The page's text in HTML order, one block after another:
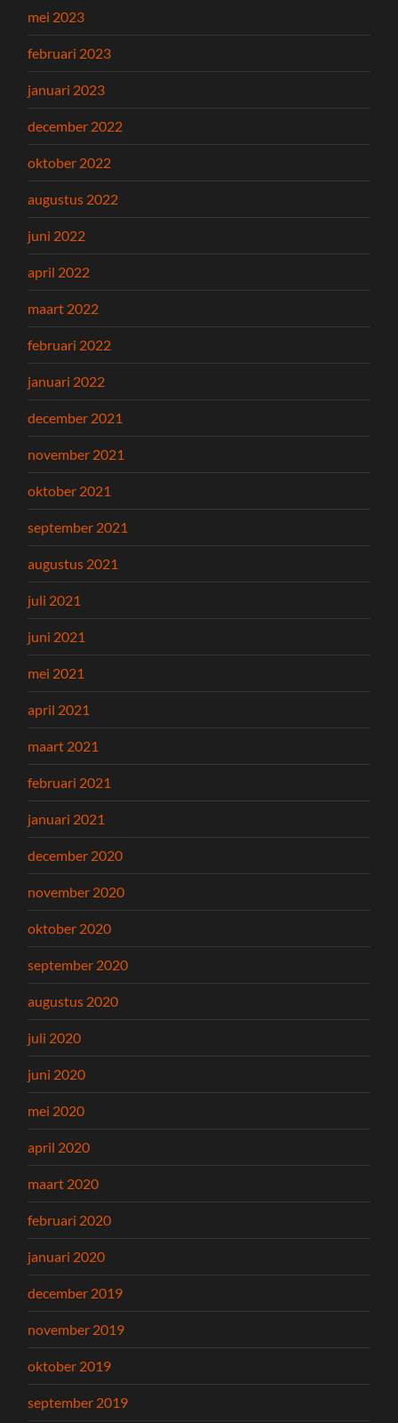
mei 2023
februari 2023
januari 2023
december 2022
oktober 2022
augustus 2022
juni 2022
april 2022
maart 2022
februari 2022
januari 2022
december 2021
november 2021
oktober 2021
september 2021
augustus 2021
juli 2021
juni 2021
mei 2021
april 2021
maart 2021
februari 2021
januari 2021
december 2020
november 2020
oktober 2020
september 2020
augustus 2020
juli 2020
juni 2020
mei 2020
april 2020
maart 2020
februari 2020
januari 2020
december 2019
november 2019
oktober 2019
september 2019